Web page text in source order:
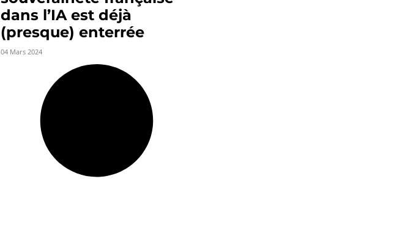
dans l’IA est déjà
(presque) enterrée
04 Mars 2024